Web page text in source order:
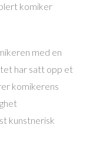
komiker
med en
har satt opp et
komikerens
kunstnerisk